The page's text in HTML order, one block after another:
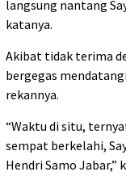
langsung nantang
katanya.
Akibat tidak terima
bergegas
rekannya.
“Waktu di situ,
sempat berkelahi,
Hendri Samo Jabar,”